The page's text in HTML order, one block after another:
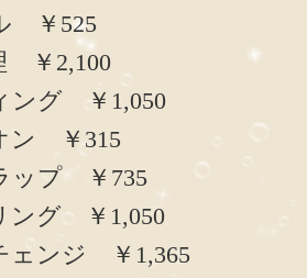
￥525
￥2,100
ング ￥1,050
ン ￥315
ップ ￥735
ング ￥1,050
ェンジ ￥1,365